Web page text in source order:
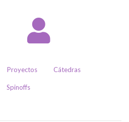
Proyectos Cátedras
Spinoffs